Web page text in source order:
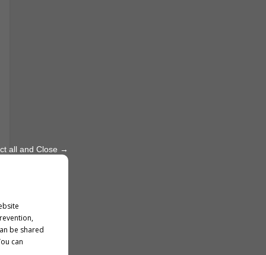
all and Close →
be shared
can